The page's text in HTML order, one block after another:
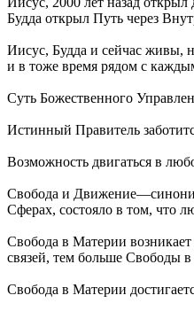
Будда открыл Путь через
Иисус, Будда и сейчас живы,
и в тоже время рядом с
Суть Божественного
Истинный Правитель
Возможность двигаться в
Свобода и
Сферах, состояло в том, что
Свобода в Материи
связей, тем больше Свободы
Свобода в Материи